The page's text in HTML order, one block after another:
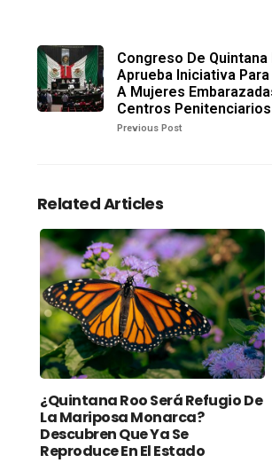
Congreso De Quintana
Aprueba Iniciativa
A Mujeres
Centros Penitenciarios
Previous Post
Related Articles
¿Quintana Roo Será Refugio De
La Mariposa Monarca?
Descubren Que Ya Se
Reproduce En El Estado